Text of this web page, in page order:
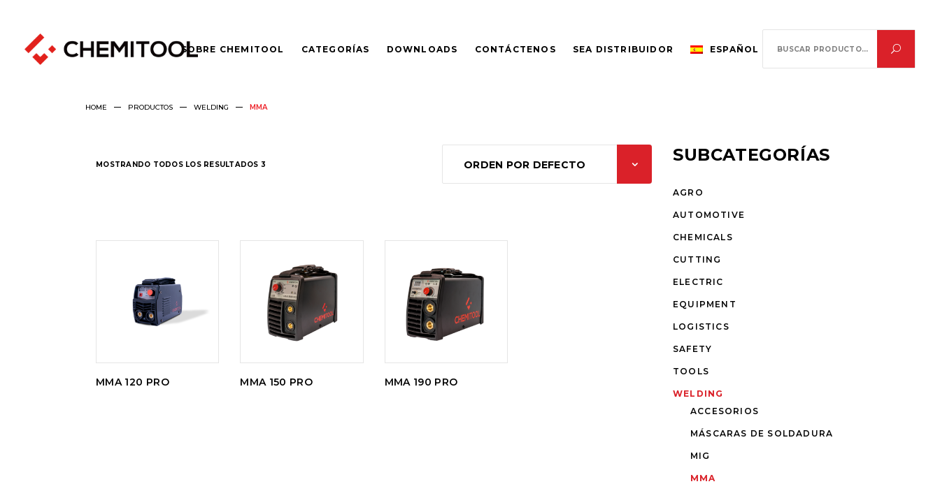
SOBRE CHEMITOOL CATEGORÍAS DOWNLOADS CONTÁCTENOS SEA DISTRIBUIDOR ESPAÑOL
HOME PRODUCTOS WELDING MMA
MOSTRANDO TODOS LOS RESULTADOS 3 ORDEN POR DEFECTO
LEER
MÁS
MMA 120 PRO
LEER
MÁS
MMA 150 PRO
LEER
MÁS
MMA 190 PRO
SUBCATEGORÍAS
AGRO
AUTOMOTIVE
CHEMICALS
CUTTING
ELECTRIC
EQUIPMENT
LOGISTICS
SAFETY
TOOLS
WELDING
ACCESORIOS
MÁSCARAS DE SOLDADURA
MIG
MMA